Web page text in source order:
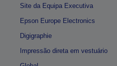
Site da Equipa Executiva
Epson Europe Electronics
Digigraphie
Impressão direta em vestuário